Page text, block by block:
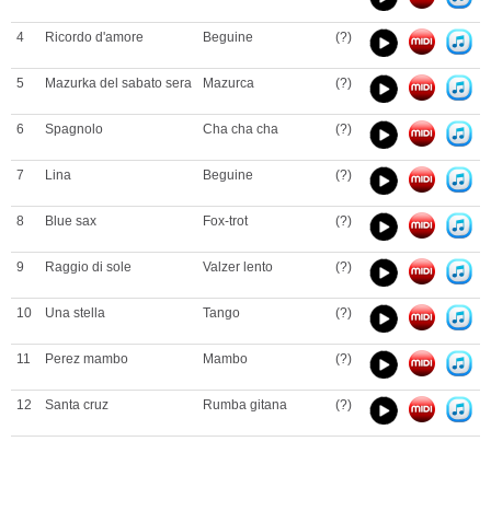
4 Ricordo d'amore Beguine (?)
5 Mazurka del sabato sera Mazurca (?)
6 Spagnolo Cha cha cha (?)
7 Lina Beguine (?)
8 Blue sax Fox-trot (?)
9 Raggio di sole Valzer lento (?)
10 Una stella Tango (?)
11 Perez mambo Mambo (?)
12 Santa cruz Rumba gitana (?)